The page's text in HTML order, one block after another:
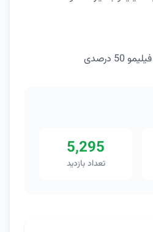
درصدی
5,295
تعداد بازدید